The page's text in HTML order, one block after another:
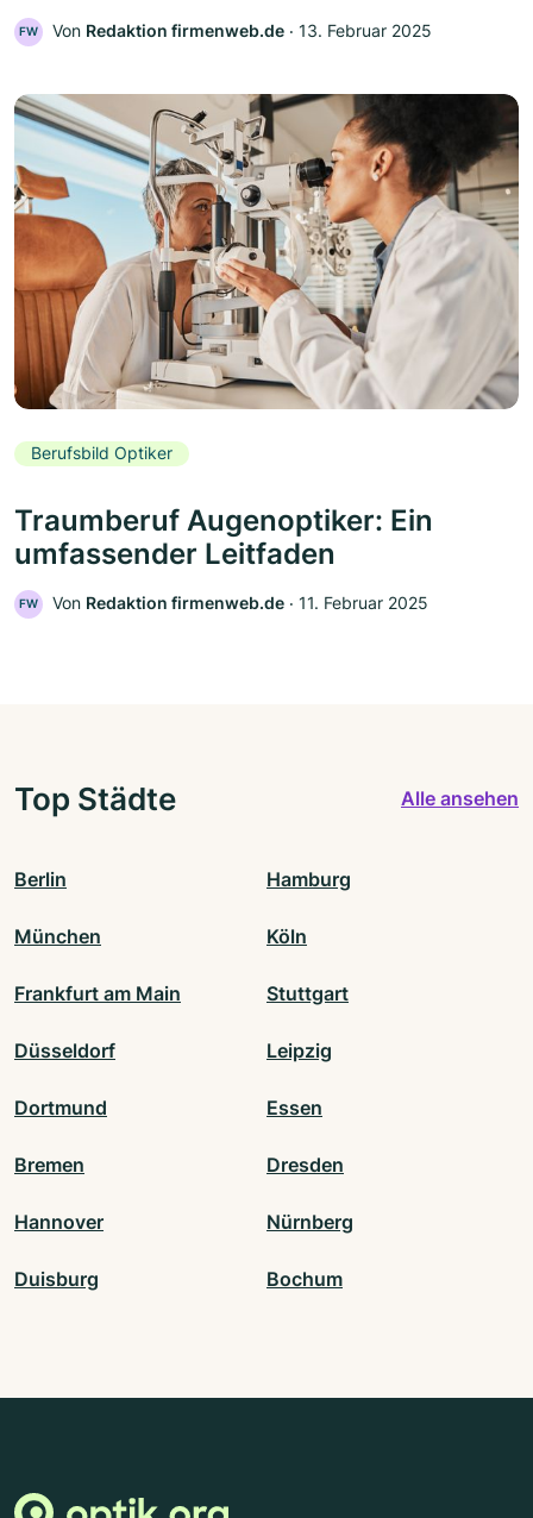
FW Von Redaktion firmenweb.de ‧ 13. Februar 2025
Berufsbild Optiker
Traumberuf Augenoptiker: Ein
umfassender Leitfaden
FW Von Redaktion firmenweb.de ‧ 11. Februar 2025
Top Städte Alle ansehen
Berlin Hamburg
München Köln
Frankfurt am Main Stuttgart
Düsseldorf Leipzig
Dortmund Essen
Bremen Dresden
Hannover Nürnberg
Duisburg Bochum